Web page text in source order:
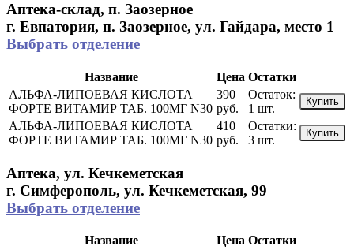
Аптека-склад, п. Заозерное
г. Евпатория, п. Заозерное, ул. Гайдара, место 1
Выбрать отделение
Название Цена Остатки
АЛЬФА-ЛИПОЕВАЯ КИСЛОТА
ФОРТЕ ВИТАМИР ТАБ. 100МГ N30
390
руб.
Остаток:
1 шт.
Купить
АЛЬФА-ЛИПОЕВАЯ КИСЛОТА
ФОРТЕ ВИТАМИР ТАБ. 100МГ N30
410
руб.
Остатки:
3 шт.
Купить
Аптека, ул. Кечкеметская
г. Симферополь, ул. Кечкеметская, 99
Выбрать отделение
Название Цена Остатки